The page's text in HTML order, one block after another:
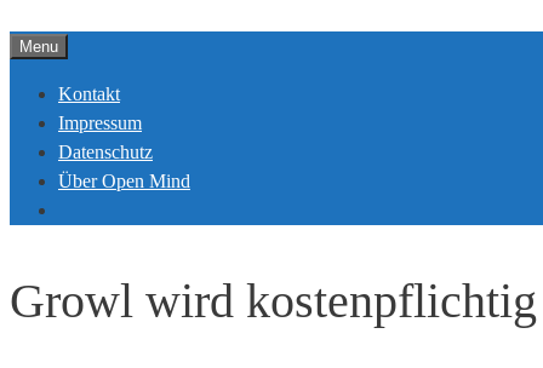
Menu
Kontakt
Impressum
Datenschutz
Über Open Mind
Growl wird kostenpflichtig